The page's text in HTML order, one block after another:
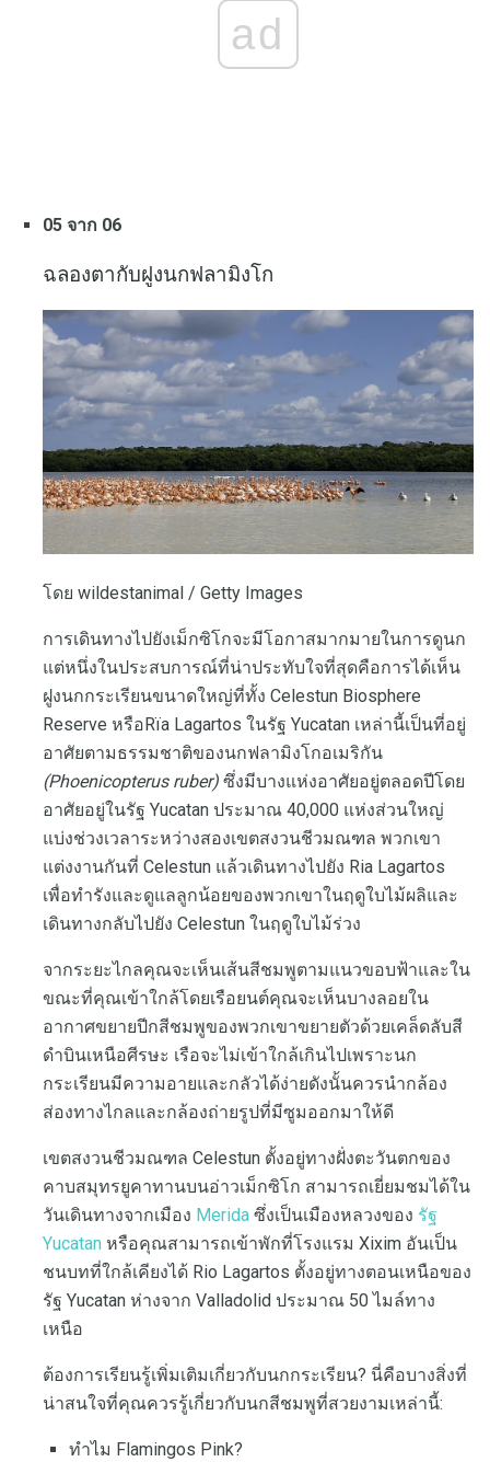
ad
05 จาก 06
ฉลองตากับฝูงนกฟลามิงโก
โดย wildestanimal / Getty Images
การเดินทางไปยังเม็กซิโกจะมีโอกาสมากมายในการดูนก
แต่หนึ่งในประสบการณ์ที่น่าประทับใจที่สุดคือการได้เห็น
ฝูงนกกระเรียนขนาดใหญ่ที่ทั้ง Celestun Biosphere
Reserve หรือRïa Lagartos ในรัฐ Yucatan เหล่านี้เป็นที่อยู่
อาศัยตามธรรมชาติของนกฟลามิงโกอเมริกัน
(Phoenicopterus ruber) ซึ่งมีบางแห่งอาศัยอยู่ตลอดปีโดย
อาศัยอยู่ในรัฐ Yucatan ประมาณ 40,000 แห่งส่วนใหญ่
แบ่งช่วงเวลาระหว่างสองเขตสงวนชีวมณฑล พวกเขา
แต่งงานกันที่ Celestun แล้วเดินทางไปยัง Ria Lagartos
เพื่อทำรังและดูแลลูกน้อยของพวกเขาในฤดูใบไม้ผลิและ
เดินทางกลับไปยัง Celestun ในฤดูใบไม้ร่วง
จากระยะไกลคุณจะเห็นเส้นสีชมพูตามแนวขอบฟ้าและใน
ขณะที่คุณเข้าใกล้โดยเรือยนต์คุณจะเห็นบางลอยใน
อากาศขยายปีกสีชมพูของพวกเขาขยายตัวด้วยเคล็ดลับสี
ดำบินเหนือศีรษะ เรือจะไม่เข้าใกล้เกินไปเพราะนก
กระเรียนมีความอายและกลัวได้ง่ายดังนั้นควรนำกล้อง
ส่องทางไกลและกล้องถ่ายรูปที่มีซูมออกมาให้ดี
เขตสงวนชีวมณฑล Celestun ตั้งอยู่ทางฝั่งตะวันตกของ
คาบสมุทรยูคาทานบนอ่าวเม็กซิโก สามารถเยี่ยมชมได้ใน
วันเดินทางจากเมือง Merida ซึ่งเป็นเมืองหลวงของ รัฐ
Yucatan หรือคุณสามารถเข้าพักที่โรงแรม Xixim อันเป็น
ชนบทที่ใกล้เคียงได้ Rio Lagartos ตั้งอยู่ทางตอนเหนือของ
รัฐ Yucatan ห่างจาก Valladolid ประมาณ 50 ไมล์ทาง
เหนือ
ต้องการเรียนรู้เพิ่มเติมเกี่ยวกับนกกระเรียน? นี่คือบางสิ่งที่
น่าสนใจที่คุณควรรู้เกี่ยวกับนกสีชมพูที่สวยงามเหล่านี้:
ทำไม Flamingos Pink?